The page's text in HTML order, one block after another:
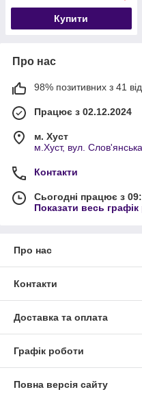
Купити
Про нас
98% позитивних з 41
Працює з 02.12.2024
м. Хуст
м.Хуст, вул.
Контакти
Сьогодні працює з
Показати весь
Про нас
Контакти
Доставка та оплата
Графік роботи
Повна версія сайту